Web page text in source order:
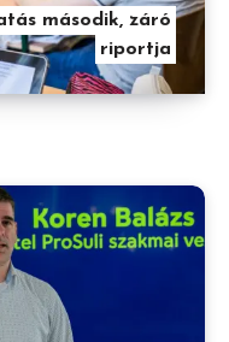
második, záró
riportja